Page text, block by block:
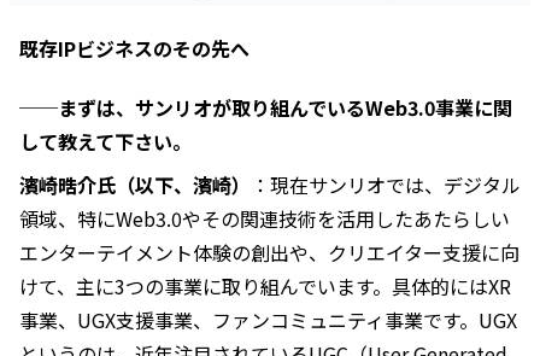
既存IPビジネスのその先へ
──まずは、サンリオが取り組んでいるWeb3.0事業に関
して教えて下さい。
濱崎晧介氏（以下、濱崎）
：現在サンリオでは、デジタル
領域、特にWeb3.0やその関連技術を活用したあたらしい
エンターテイメント体験の創出や、クリエイター支援に向
けて、主に3つの事業に取り組んでいます。具体的にはXR
事業、UGX支援事業、ファンコミュニティ事業です。UGX